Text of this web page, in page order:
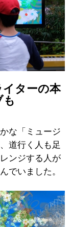
ターの本
も
な「ミュージ
道行く人も足
ンジする人が
でいました。